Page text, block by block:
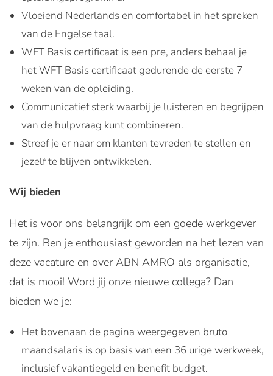
Vloeiend Nederlands en comfortabel in het spreken
van de Engelse taal.
WFT Basis certificaat is een pre, anders behaal je
het WFT Basis certificaat gedurende de eerste 7
weken van de opleiding.
Communicatief sterk waarbij je luisteren en begrijpen
van de hulpvraag kunt combineren.
Streef je er naar om klanten tevreden te stellen en
jezelf te blijven ontwikkelen.
Wij bieden
Het is voor ons belangrijk om een goede werkgever
te zijn. Ben je enthousiast geworden na het lezen van
deze vacature en over ABN AMRO als organisatie,
dat is mooi! Word jij onze nieuwe collega? Dan
bieden we je:
Het bovenaan de pagina weergegeven bruto
maandsalaris is op basis van een 36 urige werkweek,
inclusief vakantiegeld en benefit budget.